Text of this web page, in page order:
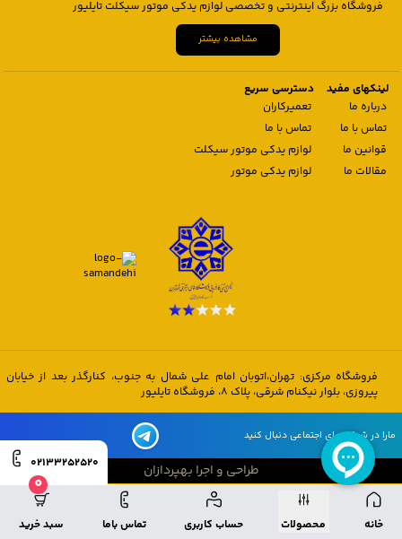
خانه محصولات حساب کاربری تماس باما
0
سبد خرید
02133252520
فروشگاه بزرگ اینترنتی و تخصصی لوازم یدکی موتور سیکلت تایلیور
مشاهده بیشتر
لینکهای مفید
درباره ما
تماس با ما
قوانین ما
مقالات ما
دسترسی سریع
تعمیرکاران
تماس با ما
لوازم یدکی موتور سیکلت
لوازم یدکی موتور
فروشگاه مرکزی: تهران،اتوبان امام علی شمال به جنوب، کنارگذر بعد از خیابان
پیروزی، بلوار نیکنام شرقی، پلاک 8، فروشگاه تایلیور
مارا در شبکه های اجتماعی دنبال کنید
طراحی و اجرا بهپردازان
طراحی و اجرا بهپردازان